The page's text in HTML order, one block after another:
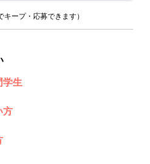
キープ・応募できます）
生
方